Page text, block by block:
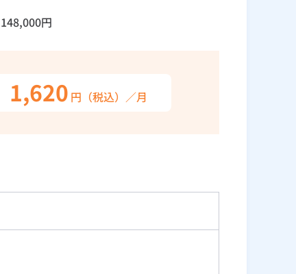
148,000円
1,620 円（税込）／月